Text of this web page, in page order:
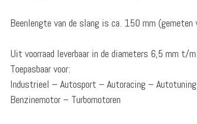
Beenlengte van de slang is ca. 150 mm
Uit voorraad leverbaar in de diameters 6,5 mm t/
Toepasbaar voor:
Industrieel – Autosport – Autoracing –
Benzinemotor – Turbomotoren